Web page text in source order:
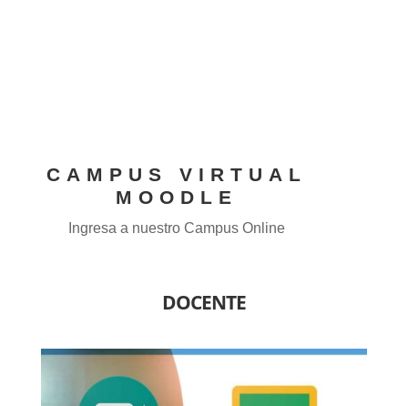
CAMPUS VIRTUAL
MOODLE
Ingresa a nuestro Campus Online
DOCENTE